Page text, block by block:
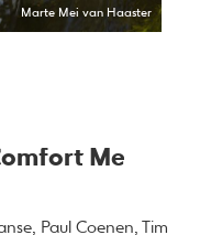
Marte Mei van Haaster
Me
Paul Coenen, Tim